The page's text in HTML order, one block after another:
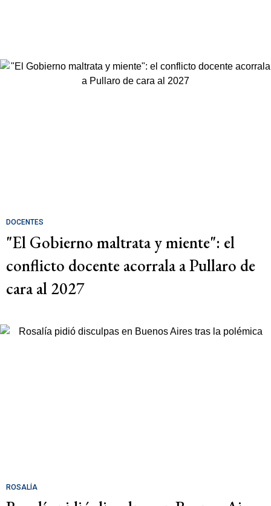
DOCENTES
"El Gobierno maltrata y miente": el
conflicto docente acorrala a Pullaro de
cara al 2027
ROSALÍA